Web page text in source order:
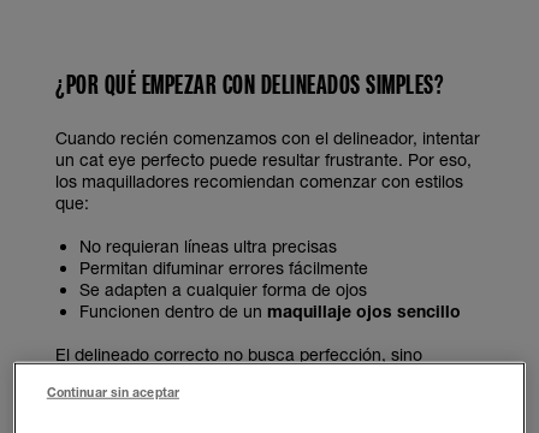
¿POR QUÉ EMPEZAR CON DELINEADOS SIMPLES?
Cuando recién comenzamos con el delineador, intentar
un cat eye perfecto puede resultar frustrante. Por eso,
los maquilladores recomiendan comenzar con estilos
que:
No requieran líneas ultra precisas
Permitan difuminar errores fácilmente
Se adapten a cualquier forma de ojos
Funcionen dentro de un maquillaje ojos sencillo
El delineado correcto no busca perfección, sino
Continuar sin aceptar